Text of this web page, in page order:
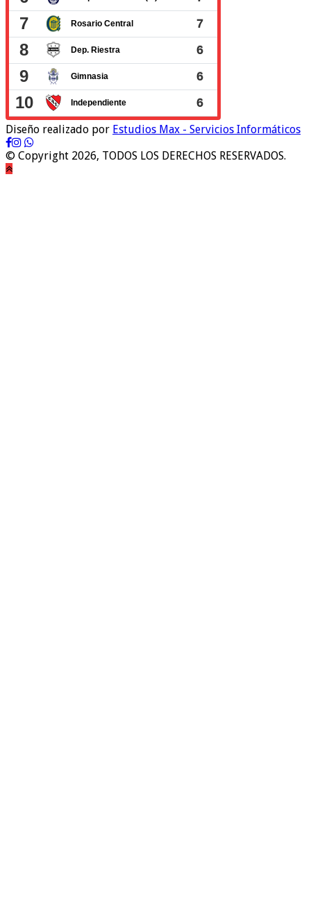
Diseño realizado por Estudios Max - Servicios Informáticos
© Copyright 2026, TODOS LOS DERECHOS RESERVADOS.